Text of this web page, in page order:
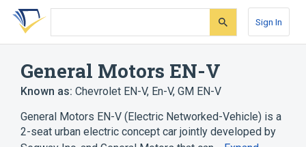
Skip
search
Skip
Skip
account
Sign In
General Motors EN-V
Known as: Chevrolet EN-V, En-V, GM EN-V
General Motors EN-V (Electric Networked-Vehicle) is a
2-seat urban electric concept car jointly developed by